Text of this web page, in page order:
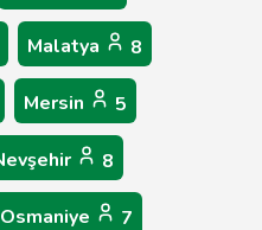
Malatya 8
Mersin 5
8
Osmaniye 7